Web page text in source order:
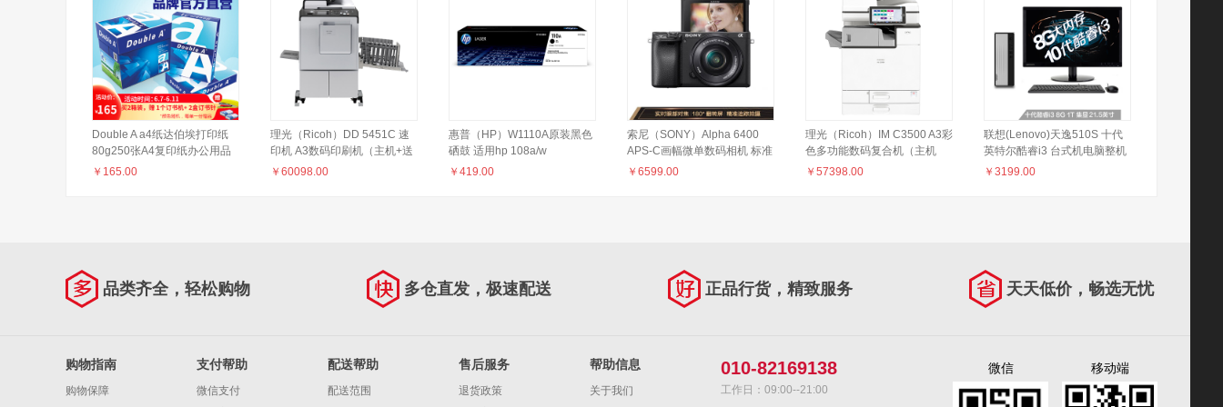
Double A a4纸达伯埃打印纸
80g250张A4复印纸办公用品
打印整箱批发 整箱（2500
￥ 165.00
理光（Ricoh）DD 5451C 速
印机 A3数码印刷机（主机+送
稿器）
￥ 60098.00
惠普（HP）W1110A原装黑色
硒鼓 适用hp 108a/w
136a/w/nw 138p/pn/pnw 打印
￥ 419.00
索尼（SONY）Alpha 6400
APS-C画幅微单数码相机 标准
套装 黑色（SELP1650镜头
￥ 6599.00
理光（Ricoh）IM C3500 A3彩
色多功能数码复合机（主机
+送稿器+内置装订器）
￥ 57398.00
联想(Lenovo)天逸510S 十代
英特尔酷睿i3 台式机电脑整机
(i3-10100 8G 1T wifi
￥ 3199.00
品类齐全，轻松购物 多仓直发，极速配送 正品行货，精致服务 天天低价，畅选无忧
购物指南
购物保障
支付帮助
微信支付
配送帮助
配送范围
售后服务
退货政策
帮助信息
关于我们
010-82169138
工作日：09:00--21:00
微信 移动端